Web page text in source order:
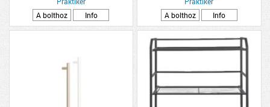
A bolthoz
Info
A bolthoz
Info